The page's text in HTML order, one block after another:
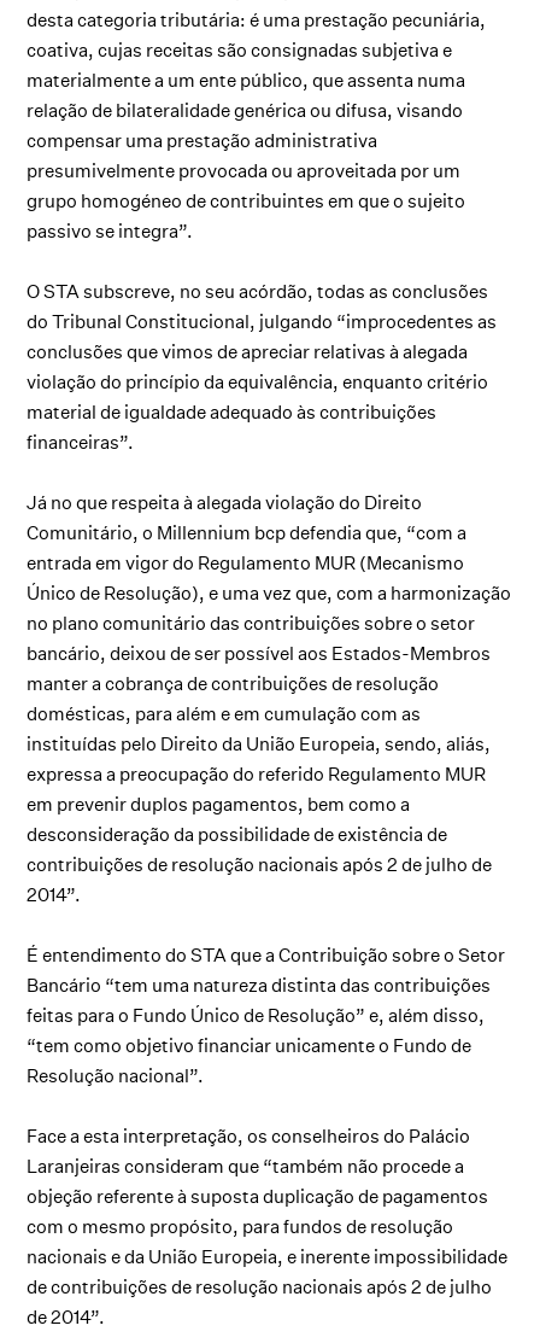
desta categoria tributária: é uma prestação pecuniária,
coativa, cujas receitas são consignadas subjetiva e
materialmente a um ente público, que assenta numa
relação de bilateralidade genérica ou difusa, visando
compensar uma prestação administrativa
presumivelmente provocada ou aproveitada por um
grupo homogéneo de contribuintes em que o sujeito
passivo se integra”.
O STA subscreve, no seu acórdão, todas as conclusões
do Tribunal Constitucional, julgando “improcedentes as
conclusões que vimos de apreciar relativas à alegada
violação do princípio da equivalência, enquanto critério
material de igualdade adequado às contribuições
financeiras”.
Já no que respeita à alegada violação do Direito
Comunitário, o Millennium bcp defendia que, “com a
entrada em vigor do Regulamento MUR (Mecanismo
Único de Resolução), e uma vez que, com a harmonização
no plano comunitário das contribuições sobre o setor
bancário, deixou de ser possível aos Estados-Membros
manter a cobrança de contribuições de resolução
domésticas, para além e em cumulação com as
instituídas pelo Direito da União Europeia, sendo, aliás,
expressa a preocupação do referido Regulamento MUR
em prevenir duplos pagamentos, bem como a
desconsideração da possibilidade de existência de
contribuições de resolução nacionais após 2 de julho de
2014”.
É entendimento do STA que a Contribuição sobre o Setor
Bancário “tem uma natureza distinta das contribuições
feitas para o Fundo Único de Resolução” e, além disso,
“tem como objetivo financiar unicamente o Fundo de
Resolução nacional”.
Face a esta interpretação, os conselheiros do Palácio
Laranjeiras consideram que “também não procede a
objeção referente à suposta duplicação de pagamentos
com o mesmo propósito, para fundos de resolução
nacionais e da União Europeia, e inerente impossibilidade
de contribuições de resolução nacionais após 2 de julho
de 2014”.